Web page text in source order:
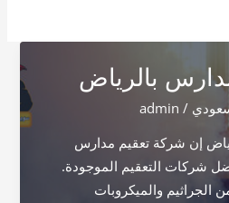
بالرياض
/
admin
إن شركة تعقيم مدارس
شركات التعقيم الموجودة.
والميكروبات